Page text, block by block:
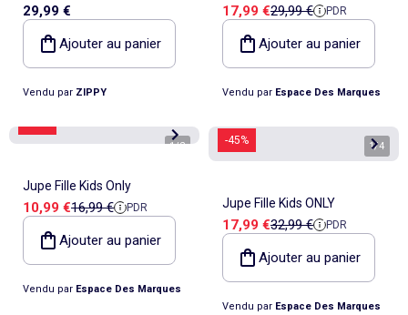
poches cargo
29,99 €
Ajouter au panier
Vendu par ZIPPY
Prix de vente
17,99 €Prix de référence
29,99 € PDR
Ajouter au panier
Vendu par Espace Des Marques
1/2
Jupe Fille Kids Only
Prix de vente
10,99 €Prix de référence
16,99 € PDR
Ajouter au panier
Vendu par Espace Des Marques
-45% 1/4
Jupe Fille Kids ONLY
Prix de vente
17,99 €Prix de référence
32,99 € PDR
Ajouter au panier
Vendu par Espace Des Marques